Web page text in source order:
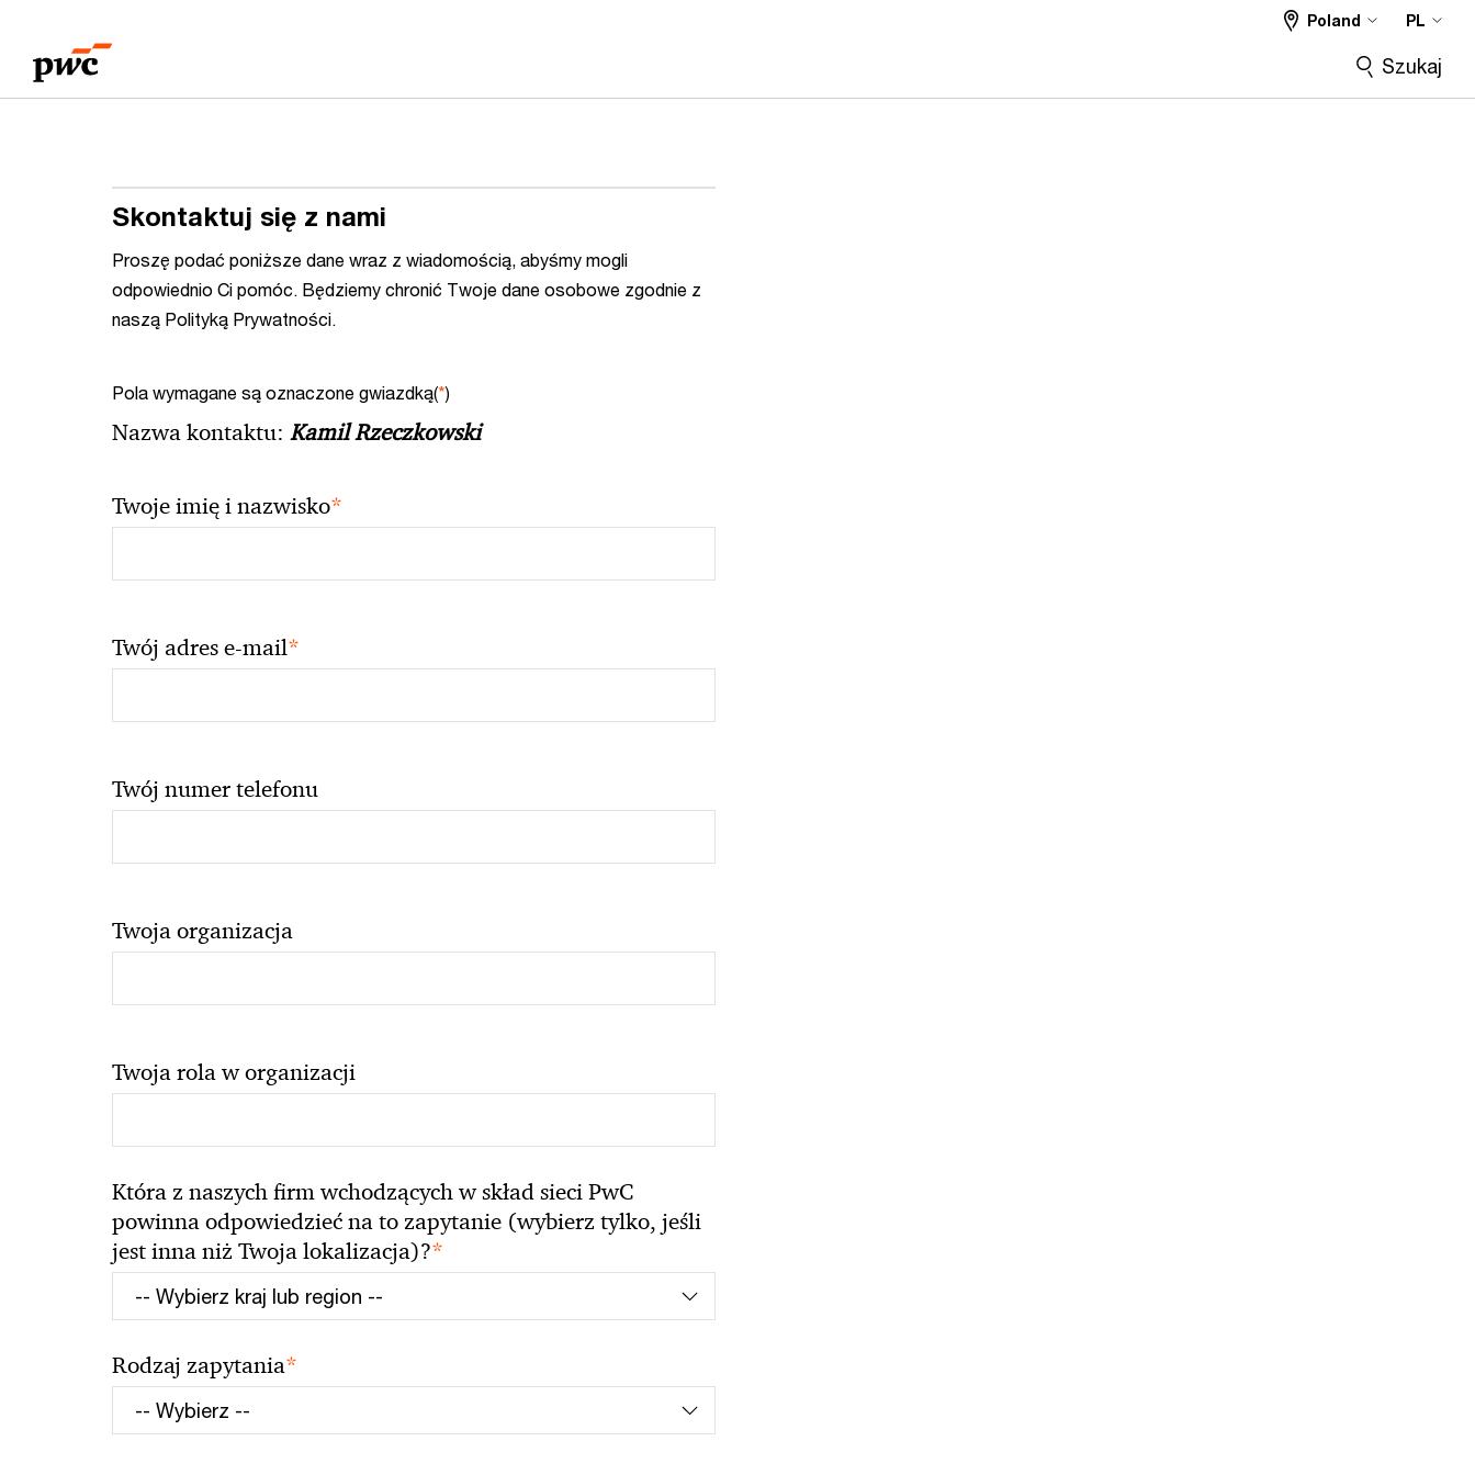
treści
stopki
Poland PL
Szukaj
Skontaktuj się z nami
Proszę podać poniższe dane wraz z wiadomością, abyśmy mogli
odpowiednio Ci pomóc. Będziemy chronić Twoje dane osobowe zgodnie z
naszą Polityką Prywatności.
Pola wymagane są oznaczone gwiazdką(*)
Nazwa kontaktu: Kamil Rzeczkowski
Twoje imię i nazwisko*
Twój adres e-mail*
Twój numer telefonu
Twoja organizacja
Twoja rola w organizacji
Która z naszych firm wchodzących w skład sieci PwC
powinna odpowiedzieć na to zapytanie (wybierz tylko, jeśli
jest inna niż Twoja lokalizacja)?*
Rodzaj zapytania*